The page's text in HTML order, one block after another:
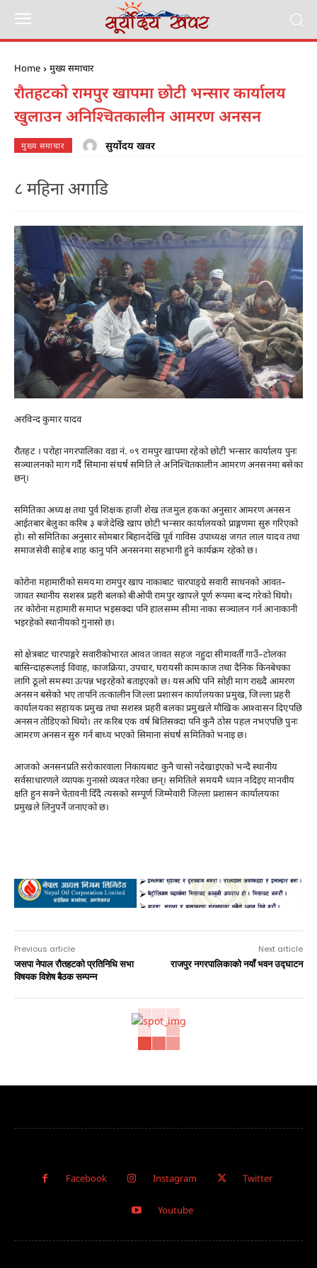
Home मुख्य समाचार
रौतहटको रामपुर खापमा छोटी भन्सार कार्यालय
खुलाउन अनिश्चितकालीन आमरण अनसन
मुख्य समाचार सुर्योदय खवर
८ महिना अगाडि
अरविन्द कुमार यादव
रौतहट । परोहा नगरपालिका वडा नं. ०९ रामपुर खापमा रहेको छोटी भन्सार कार्यालय पुनः
सञ्चालनको माग गर्दै सिमाना संघर्ष समिति ले अनिश्चितकालीन आमरण अनसनमा बसेका
छन्।
समितिका अध्यक्ष तथा पुर्व शिक्षक हाजी शेख तजमुल हकका अनुसार आमरण अनसन
आईतबार बेलुका करिब ३ बजेदेखि खाप छोटी भन्सार कार्यालयको प्राङ्गणमा सुरु गरिएको
हो। सो समितिका अनुसार सोमबार बिहानदेखि पूर्व गाविस उपाध्यक्ष जगत लाल यादव तथा
समाजसेवी साहेब शाह कानु पनि अनसनमा सहभागी हुने कार्यक्रम रहेको छ।
कोरोना महामारीको समयमा रामपुर खाप नाकाबाट चारपाङ्ग्रे सवारी साधनको आवत–
जावत स्थानीय सशस्त्र प्रहरी बलको बीओपी रामपुर खापले पूर्ण रूपमा बन्द गरेको थियो।
तर कोरोना महामारी समाप्त भइसक्दा पनि हालसम्म सीमा नाका सञ्चालन गर्न आनाकानी
भइरहेको स्थानीयको गुनासो छ।
सो क्षेत्रबाट चारपाङ्गरे सवारीकोभारत आवत जावत सहज नहुदा सीमावर्ती गाउँ–टोलका
बासिन्दाहरूलाई विवाह, काजक्रिया, उपचार, घरायसी कामकाज तथा दैनिक किनबेचका
लागि ठूलो समस्या उत्पन्न भइरहेको बताइएको छ। यसअघि पनि सोही माग राख्दै आमरण
अनसन बसेको भए तापनि तत्कालीन जिल्ला प्रशासन कार्यालयका प्रमुख, जिल्ला प्रहरी
कार्यालयका सहायक प्रमुख तथा सशस्त्र प्रहरी बलका प्रमुखले मौखिक आश्वासन दिएपछि
अनसन तोडिएको थियो। तर करिब एक वर्ष बितिसक्दा पनि कुनै ठोस पहल नभएपछि पुनः
आमरण अनसन सुरु गर्न बाध्य भएको सिमाना संघर्ष समितिको भनाइ छ।
आजको अनसनप्रति सरोकारवाला निकायबाट कुनै चासो नदेखाइएको भन्दै स्थानीय
सर्वसाधारणले व्यापक गुनासो व्यक्त गरेका छन्। समितिले समयमै ध्यान नदिइए मानवीय
क्षति हुन सक्ने चेतावनी दिँदै त्यसको सम्पूर्ण जिम्मेवारी जिल्ला प्रशासन कार्यालयका
प्रमुखले लिनुपर्ने जनाएको छ।
Previous article
जसपा नेपाल रौतहटको प्रतिनिधि सभा
विषयक विशेष बैठक सम्पन्न
Next article
राजपुर नगरपालिकाको नयाँ भवन उद्घाटन
Facebook Instagram Twitter
Youtube